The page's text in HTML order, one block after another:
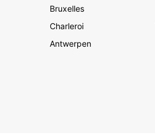
Bruxelles
Charleroi
Antwerpen